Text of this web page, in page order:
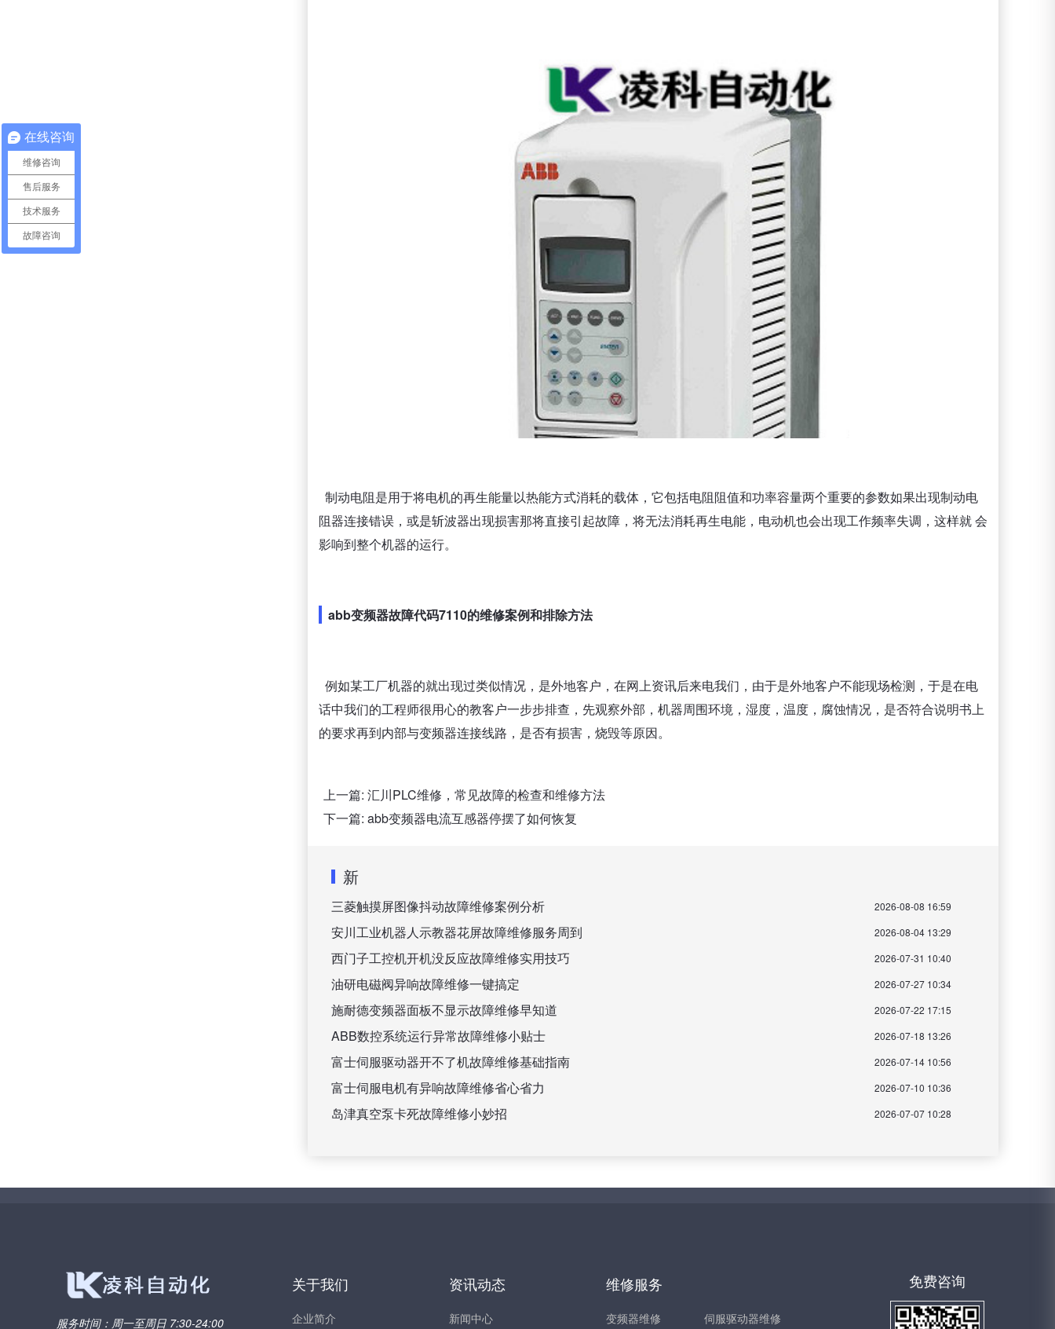
制动电阻是用于将电机的再生能量以热能方式消耗的载体，它包括电阻阻值和功率容量两个重要的参数如果出现制动电
阻器连接错误，或是斩波器出现损害那将直接引起故障，将无法消耗再生电能，电动机也会出现工作频率失调，这样就 会
影响到整个机器的运行。
abb变频器故障代码7110的维修案例和排除方法
例如某工厂机器的就出现过类似情况，是外地客户，在网上资讯后来电我们，由于是外地客户不能现场检测，于是在电
话中我们的工程师很用心的教客户一步步排查，先观察外部，机器周围环境，湿度，温度，腐蚀情况，是否符合说明书上
的要求再到内部与变频器连接线路，是否有损害，烧毁等原因。
上一篇: 汇川PLC维修，常见故障的检查和维修方法
下一篇: abb变频器电流互感器停摆了如何恢复
新
三菱触摸屏图像抖动故障维修案例分析 2026-08-08 16:59
安川工业机器人示教器花屏故障维修服务周到 2026-08-04 13:29
西门子工控机开机没反应故障维修实用技巧 2026-07-31 10:40
油研电磁阀异响故障维修一键搞定 2026-07-27 10:34
施耐德变频器面板不显示故障维修早知道 2026-07-22 17:15
ABB数控系统运行异常故障维修小贴士 2026-07-18 13:26
富士伺服驱动器开不了机故障维修基础指南 2026-07-14 10:56
富士伺服电机有异响故障维修省心省力 2026-07-10 10:36
岛津真空泵卡死故障维修小妙招 2026-07-07 10:28
服务时间： 周一至周日 7:30-24:00
关于我们
企业简介
资讯动态
新闻中心
维修服务
变频器维修 伺服驱动器维修
免费咨询
在线咨询
维修咨询
售后服务
技术服务
故障咨询